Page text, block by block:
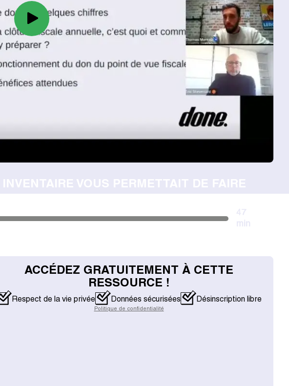
ACCÉDEZ GRATUITEMENT À CETTE
RESSOURCE !
Respect de la vie privée Données sécurisées Désinscription libre
Politique de confidentialité